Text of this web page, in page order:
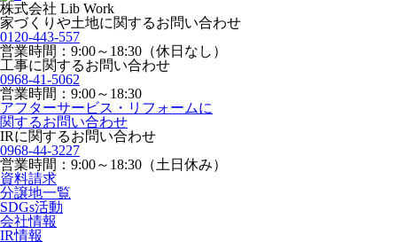
株式会社 Lib Work
家づくりや土地に関するお問い合わせ
0120-443-557
営業時間：9:00～18:30（休日なし）
工事に関するお問い合わせ
0968-41-5062
営業時間：9:00～18:30
アフターサービス・リフォームに
関するお問い合わせ
IRに関するお問い合わせ
0968-44-3227
営業時間：9:00～18:30（土日休み）
資料請求
分譲地一覧
SDGs活動
会社情報
IR情報